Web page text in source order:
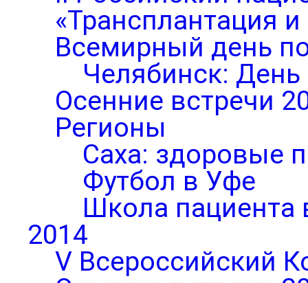
«Трансплантация
Всемирный день
Челябинск: День
Осенние встречи
Регионы
Саха: здоровые
Футбол в Уфе
Школа пациента
2014
V Всероссийский